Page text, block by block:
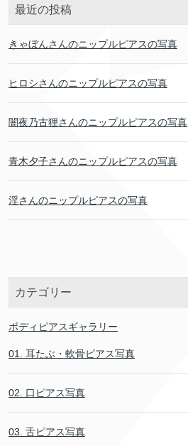
最近の投稿
きゃぼんさんのニップルピアスの写真
ヒロシさんのニップルピアスの写真
闇夜乃古狸さんのニップルピアスの写真
青木夕子さんのニップルピアスの写真
淫さんのニップルピアスの写真
カテゴリー
ボディピアスギャラリー
01. 耳たぶ・軟骨ピアス写真
02. 口ピアス写真
03. 舌ピアス写真